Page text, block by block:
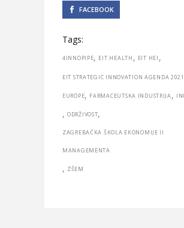
FACEBOOK
Tags:
4INNOPIPE, EIT HEALTH , EIT HEI ,
EIT STRATEGIC INNOVATION AGENDA
EUROPE, FARMACEUTSKA INDUSTRIJA,
, ODRŽIVOST,
ZAGREBAČKA ŠKOLA EKONOMIJE II
MANAGEMENTA
, ZŠEM